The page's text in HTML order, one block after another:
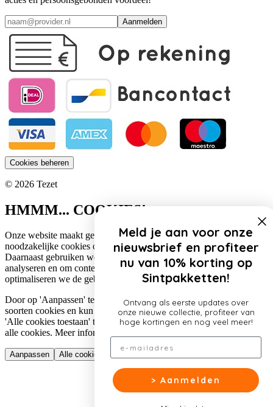
Aanmelden
Cookies beheren
© 2026 Tezet
HMMM... COOKIES!
Onze website maakt gebruik van cookies. Zo gebruiken wij
noodzakelijke cookies om de website functioneel te houden.
Daarnaast gebruiken we cookies om het verkeer op onze website te
analyseren en om content te personaliseren. Op deze manier
optimaliseren we de gebruikerservaring op onze website.
Door op 'Aanpassen' te klikken, lees je meer over de specifieke
soorten cookies en kun je jouw voorkeuren aanpassen. Door op
'Alle cookies toestaan' te klikken, ga je akkoord met het gebruik van
alle cookies. Meer informatie over ons cookiebeleid lees je
Aanpassen Alle cookies toestaan
Meld je aan voor onze
nieuwsbrief en profiteer
nu van 10% korting op
Sintpakketten!
Ontvang als eerste updates over
onze nieuwe collectie, profiteer van
hoge kortingen en nog veel meer!
Email
> Aanmelden